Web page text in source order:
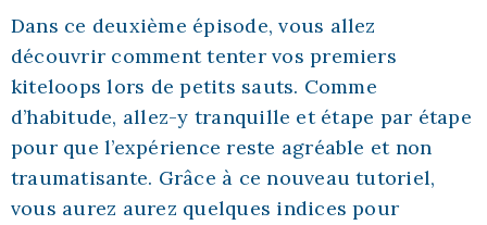
Dans ce deuxième épisode, vous allez
découvrir comment tenter vos premiers
kiteloops lors de petits sauts. Comme
d’habitude, allez-y tranquille et étape par étape
pour que l’expérience reste agréable et non
traumatisante. Grâce à ce nouveau tutoriel,
vous aurez aurez quelques indices pour